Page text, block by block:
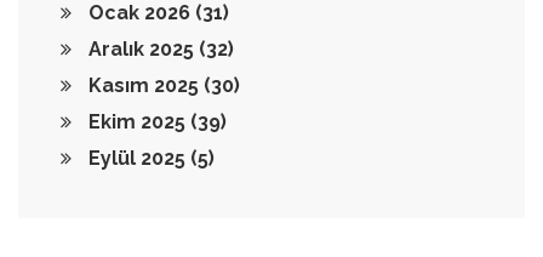
Ocak 2026 (31)
Aralık 2025 (32)
Kasım 2025 (30)
Ekim 2025 (39)
Eylül 2025 (5)